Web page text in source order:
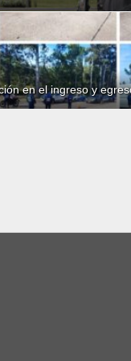
en el ingreso y